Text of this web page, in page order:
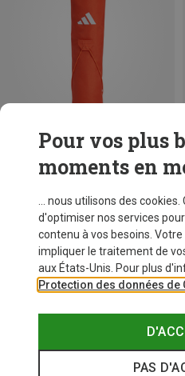
Tailles
adidas Terrex
Xperior TRL Quiver
CHF 32,20
ONE SIZE
Pour vos plus
moments en
... nous utilisons des
d'optimiser nos services
contenu à vos besoins.
impliquer le traitement de
aux États-Unis. Pour plus
Protection des données de
PAS